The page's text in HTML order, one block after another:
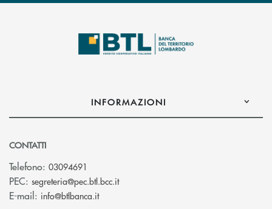
INFORMAZIONI
CONTATTI
Telefono: 03094691
PEC: segreteria@pec.btl.bcc.it(si apre l’app di posta elettronica)
E-mail: info@btlbanca.it(si apre l’app di posta elettronica)